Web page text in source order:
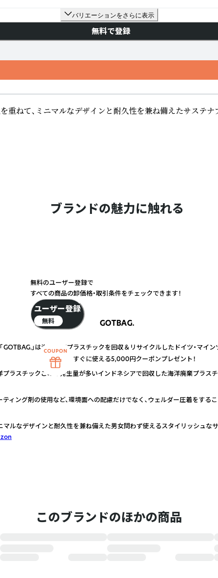
バリエーションをさらに表示
無料で登録
、ミニマルなデザインと耐久性を兼ね備えたサス
ブランドの魅力に触れる
GOTBAG.
GOTBAG.」は海洋廃棄プラスチックを回収＆リサイクルしたドイツ・マイ
ラスチックごみの発生量が多いインドネシアで回収した海洋廃棄プラス
ィング剤の使用など、環境面への配慮だけでなく、ウェルダー圧着をする
マルなデザインと耐久性を兼ね備えた男女問わず使えるスタイリッシュな
このブランドのほかの商品
無料のユーザー登録で
すべての商品の卸価格・取引条件をチェックできます！
ユーザー登録
無料
すぐに使える5,000円クーポンプレゼント！